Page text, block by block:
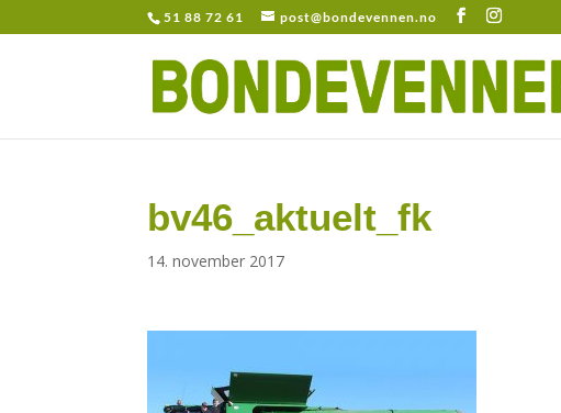
51 88 72 61 post@bondevennen.no
bv46_aktuelt_fk
14. november 2017